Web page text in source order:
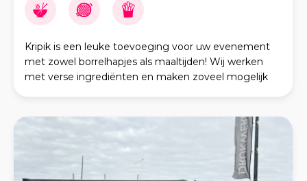
Kripik is een leuke toevoeging voor uw evenement
met zowel borrelhapjes als maaltijden! Wij werken
met verse ingrediënten en maken zoveel mogelijk